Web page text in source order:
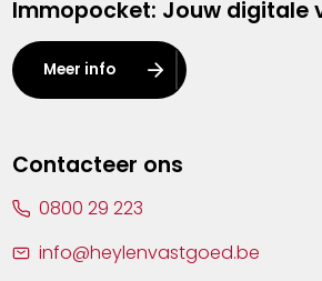
Kalmthout
Leuven
Lier
Immopocket: Jouw digitale
Meer info
Contacteer ons
0800 29 223
info@heylenvastgoed.be